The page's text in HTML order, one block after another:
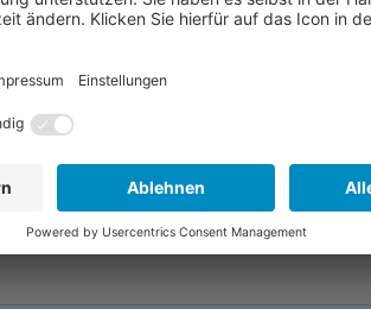
sowie Regeln und
erfahren, wie Sie
hilft Ihnen bei